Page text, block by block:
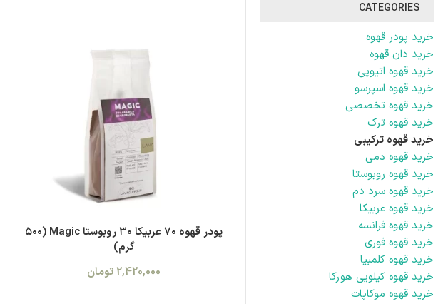
CATEGORIES
خرید پودر قهوه
خرید دان قهوه
خرید قهوه اتیوپی
خرید قهوه اسپرسو
خرید قهوه تخصصی
خرید قهوه ترک
خرید قهوه ترکیبی
خرید قهوه دمی
خرید قهوه روبوستا
خرید قهوه سرد دم
خرید قهوه عربیکا
خرید قهوه فرانسه
خرید قهوه فوری
خرید قهوه کلمبیا
خرید قهوه کیلویی هورکا
خرید قهوه موکاپات
پودر قهوه ۷۰ عربیکا ۳۰ روبوستا Magic (۵۰۰
گرم)
2,420,000 تومان